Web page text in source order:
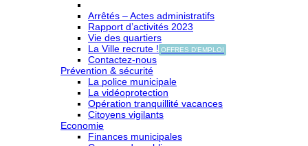
Arrêtés – Actes administratifs
Rapport d’activités 2023
Vie des quartiers
La Ville recrute ! OFFRES D'EMPLOI
Contactez-nous
Prévention & sécurité
La police municipale
La vidéoprotection
Opération tranquillité vacances
Citoyens vigilants
Economie
Finances municipales